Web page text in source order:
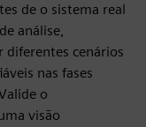
de o sistema real
análise,
diferentes cenários
nas fases
o
visão